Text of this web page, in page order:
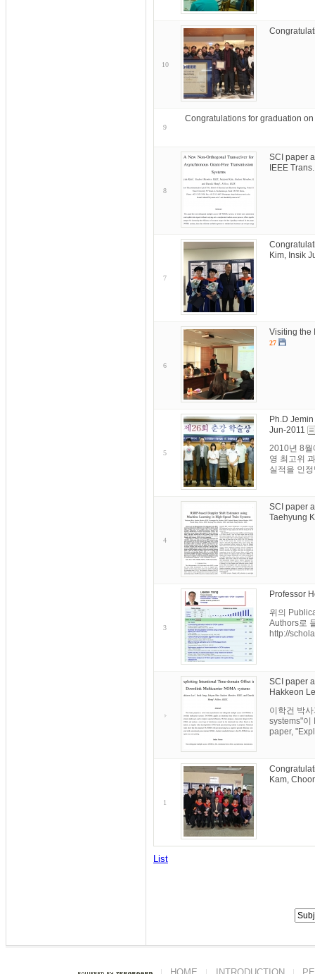
10
9
Congratulations for graduation
8
SCI paper
IEEE
7
Kim, Insik
6
Visiting the
27
5
Ph.D
Jun-2011
2010년 8월
영 최고위
실적을 인
4
SCI paper
Taehyung
3
Professor
위의
Authors로
http://
SCI paper
Hakkeon
이학건 박
systems"이
paper,
1
Kam,
List